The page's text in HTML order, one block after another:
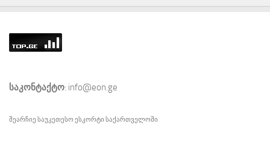
საკონტაქტო: info@eon.ge
შეარჩიე საუკეთესო ესკორტი საქართველოში